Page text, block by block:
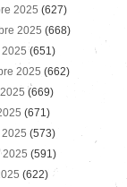
2025 (627)
2025 (668)
(651)
2025 (662)
(669)
(671)
(573)
2025 (591)
(622)